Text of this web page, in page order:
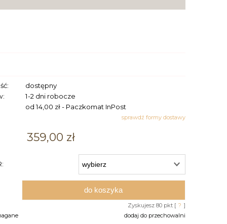
dostępny
1-2 dni robocze
od 14,00 zł - Paczkomat InPost
sprawdź formy dostawy
359,00 zł
do koszyka
Zyskujesz 80pkt [ ? ]
dodaj do przechowalni